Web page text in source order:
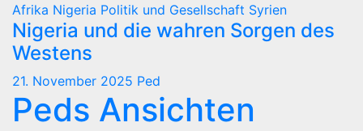
Afrika Nigeria Politik und Gesellschaft Syrien
Nigeria und die wahren Sorgen des
Westens
21. November 2025 Ped
Peds Ansichten